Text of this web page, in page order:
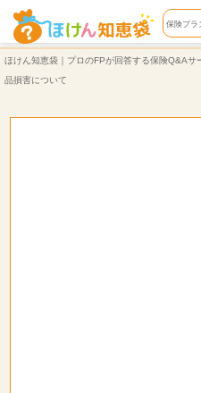
携行品損害について | 保険Q&A | ほけん知恵袋
保険プラ
ほけん知恵袋｜プロのFPが回答する保険Q&Aサ
品損害について